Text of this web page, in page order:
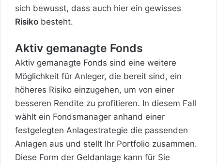
sich bewusst, dass auch hier ein gewisses
Risiko besteht.
Aktiv gemanagte Fonds
Aktiv gemanagte Fonds sind eine weitere
Möglichkeit für Anleger, die bereit sind, ein
höheres Risiko einzugehen, um von einer
besseren Rendite zu profitieren. In diesem Fall
wählt ein Fondsmanager anhand einer
festgelegten Anlagestrategie die passenden
Anlagen aus und stellt Ihr Portfolio zusammen.
Diese Form der Geldanlage kann für Sie